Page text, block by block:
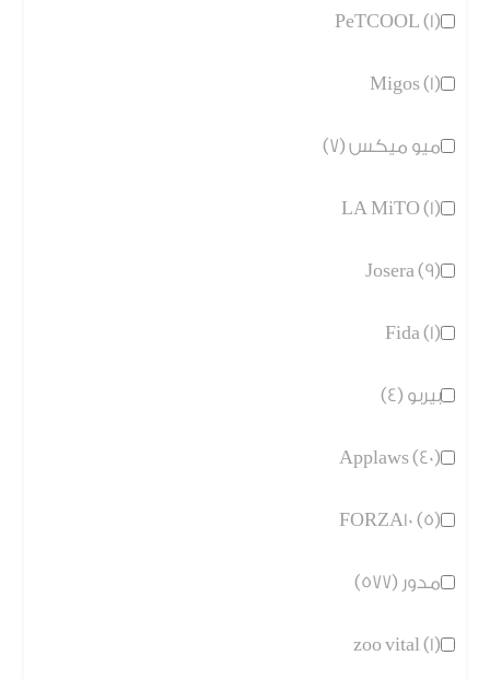
PeTCOOL (1)
Migos (1)
ميو ميكس (7)
LA MiTO (1)
Josera (9)
Fida (1)
بيربو (4)
Applaws (40)
FORZA10 (5)
مدور (577)
zoo vital (1)